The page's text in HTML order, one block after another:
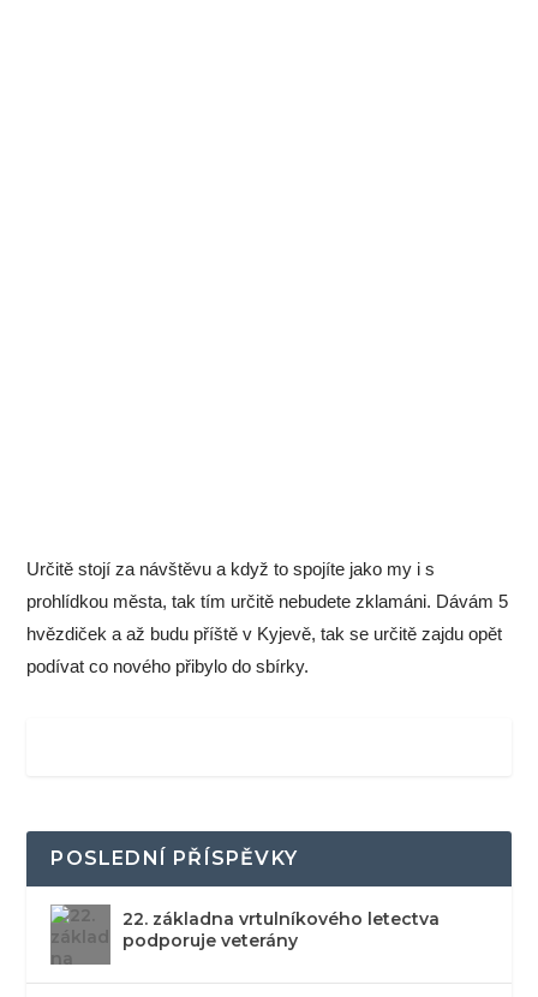
Určitě stojí za návštěvu a když to spojíte jako my i s
prohlídkou města, tak tím určitě nebudete zklamáni. Dávám 5
hvězdiček a až budu příště v Kyjevě, tak se určitě zajdu opět
podívat co nového přibylo do sbírky.
POSLEDNÍ PŘÍSPĚVKY
22. základna vrtulníkového letectva
podporuje veterány